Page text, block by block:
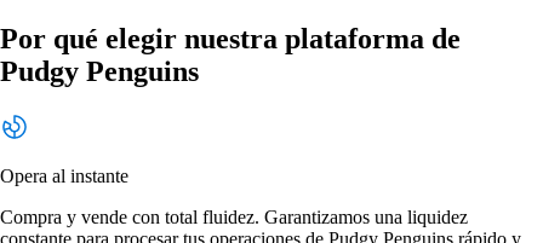
Por qué elegir nuestra plataforma de
Pudgy Penguins
Opera al instante
Compra y vende con total fluidez. Garantizamos una liquidez
constante para procesar tus operaciones de Pudgy Penguins rápido y